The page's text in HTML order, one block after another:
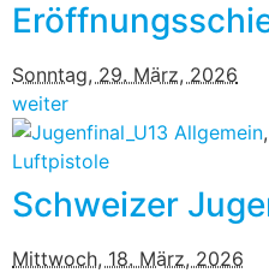
Sonntag, 29. März, 2026
weiter
Allgemein,
Luftpistole
Schweizer
Mittwoch, 18. März, 2026